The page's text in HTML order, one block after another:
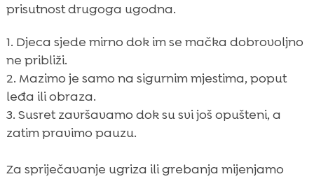
prisutnost drugoga ugodna.
Djeca sjede mirno dok im se mačka dobrovoljno
ne približi.
Mazimo je samo na sigurnim mjestima, poput
leđa ili obraza.
Susret završavamo dok su svi još opušteni, a
zatim pravimo pauzu.
Za spriječavanje ugriza ili grebanja mijenjamo